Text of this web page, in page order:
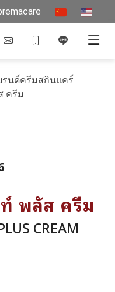
รนด์ครีมสกินแคร์
ครีม
ท์ พลัส ครีม
CREAM